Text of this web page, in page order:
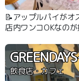
📝アップルパイがオ
店内ワンコOKなの
飲食店・カフェ